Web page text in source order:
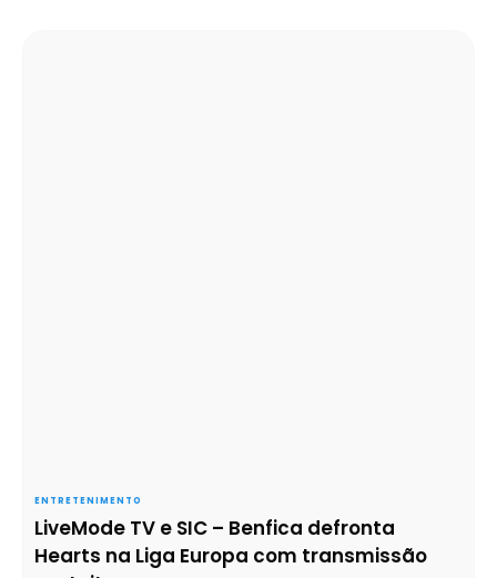
ENTRETENIMENTO
LiveMode TV e SIC – Benfica defronta
Hearts na Liga Europa com transmissão